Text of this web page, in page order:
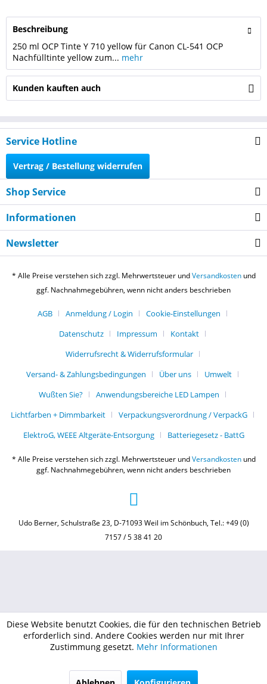
Beschreibung
250 ml OCP Tinte Y 710 yellow für Canon CL-541 OCP
Nachfülltinte yellow zum... mehr
Kunden kauften auch
Service Hotline
Vertrag / Bestellung widerrufen
Shop Service
Informationen
Newsletter
* Alle Preise verstehen sich zzgl. Mehrwertsteuer undVersandkostenund
ggf. Nachnahmegebühren, wenn nicht anders beschrieben
AGB Anmeldung / Login
Cookie-Einstellungen
Datenschutz
Impressum
Kontakt
Widerrufsrecht & Widerrufsformular
Versand- & Zahlungsbedingungen
Über uns
Umwelt
Wußten Sie?
Anwendungsbereiche LED Lampen
Lichtfarben + Dimmbarkeit
Verpackungsverordnung / VerpackG
ElektroG, WEEE Altgeräte-Entsorgung
Batteriegesetz - BattG
* Alle Preise verstehen sich zzgl. Mehrwertsteuer undVersandkostenund
ggf. Nachnahmegebühren, wenn nicht anders beschrieben
Udo Berner, Schulstraße 23, D-71093 Weil im Schönbuch, Tel.: +49 (0)
7157 / 5 38 41 20
Diese Website benutzt Cookies, die für den technischen Betrieb
erforderlich sind. Andere Cookies werden nur mit Ihrer
Zustimmung gesetzt. Mehr Informationen